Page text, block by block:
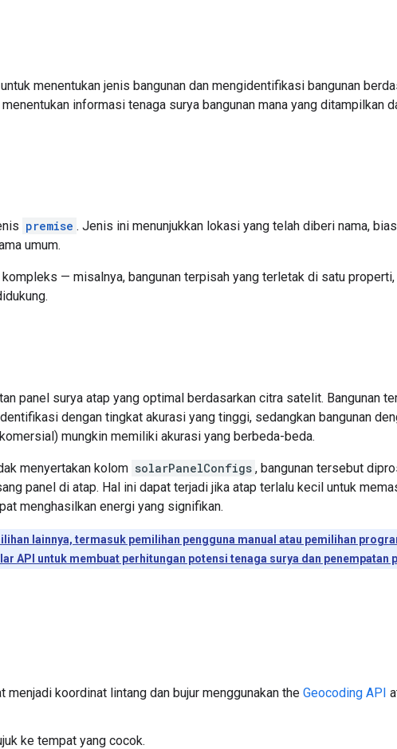
menentukan jenis bangunan dan mengidentifikasi bangunan
informasi tenaga surya bangunan mana yang ditampilkan
premise . Jenis ini menunjukkan lokasi yang telah diberi nama,
umum.
kompleks — misalnya, bangunan terpisah yang terletak di satu
panel surya atap yang optimal berdasarkan citra satelit. Bangunan
dengan tingkat akurasi yang tinggi, sedangkan bangunan
komersial) mungkin memiliki akurasi yang berbeda-beda.
menyertakan kolom solarPanelConfigs , bangunan tersebut
panel di atap. Hal ini dapat terjadi jika atap terlalu kecil untuk
menghasilkan energi yang signifikan.
lainnya, termasuk pemilihan pengguna manual atau pemilihan
API untuk membuat perhitungan potensi tenaga surya dan penempatan
menjadi koordinat lintang dan bujur menggunakan the Geocoding API
ke tempat yang cocok.